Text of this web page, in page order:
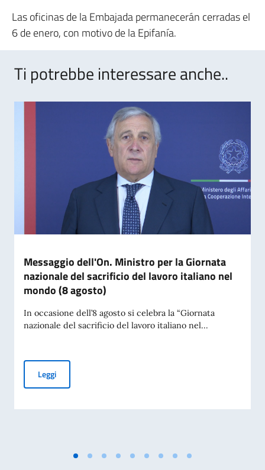
Las oficinas de la Embajada permanecerán cerradas el
6 de enero, con motivo de la Epifanía.
Ti potrebbe interessare anche..
Messaggio dell'On. Ministro per la Giornata
nazionale del sacrificio del lavoro italiano nel
mondo (8 agosto)
In occasione dell’8 agosto si celebra la “Giornata
nazionale del sacrificio del lavoro italiano nel...
LeggiMessaggio dell'On. Ministro per la Giornata nazionale del